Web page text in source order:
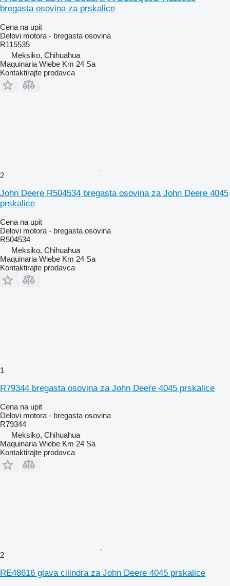
bregasta osovina za prskalice
Cena na upit
Delovi motora - bregasta osovina
R115535
Meksiko, Chihuahua
Maquinaria Wiebe Km 24 Sa
Kontaktirajte prodavca
2
John Deere R504534 bregasta osovina za John Deere 4045
prskalice
Cena na upit
Delovi motora - bregasta osovina
R504534
Meksiko, Chihuahua
Maquinaria Wiebe Km 24 Sa
Kontaktirajte prodavca
1
R79344 bregasta osovina za John Deere 4045 prskalice
Cena na upit
Delovi motora - bregasta osovina
R79344
Meksiko, Chihuahua
Maquinaria Wiebe Km 24 Sa
Kontaktirajte prodavca
2
RE48616 glava cilindra za John Deere 4045 prskalice